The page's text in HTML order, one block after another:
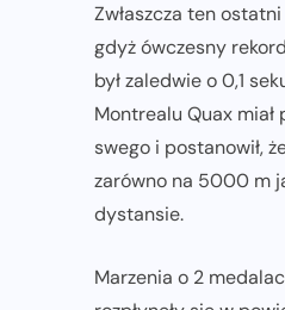
Zwłaszcza ten
gdyż ówczesny
był zaledwie o 0,1
Montrealu Quax
swego i postanowił,
zarówno na 5000 m
dystansie.
Marzenia o 2